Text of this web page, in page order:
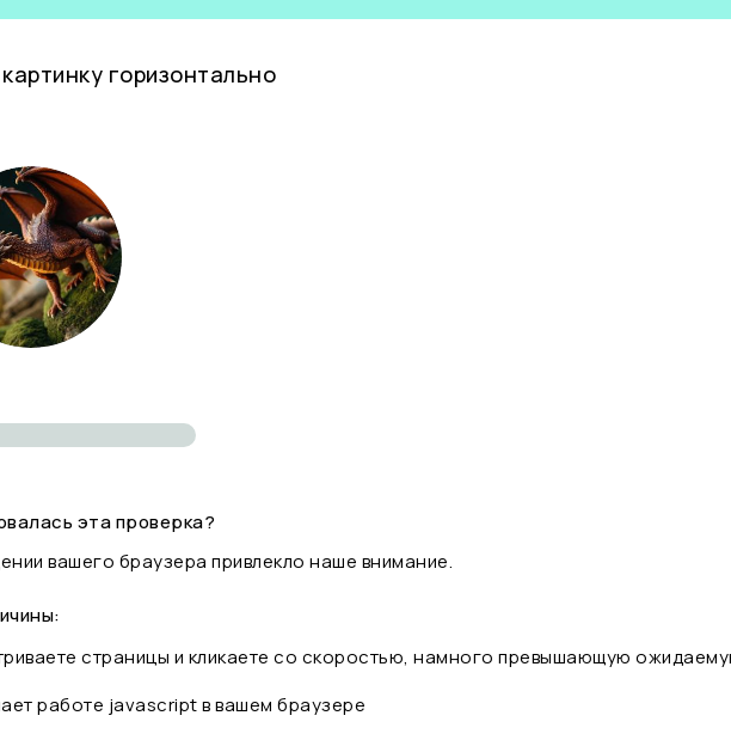
горизонтально
эта проверка?
вашего браузера привлекло наше внимание.
страницы и кликаете со скоростью, намного превышающую
работе javascript в вашем браузере